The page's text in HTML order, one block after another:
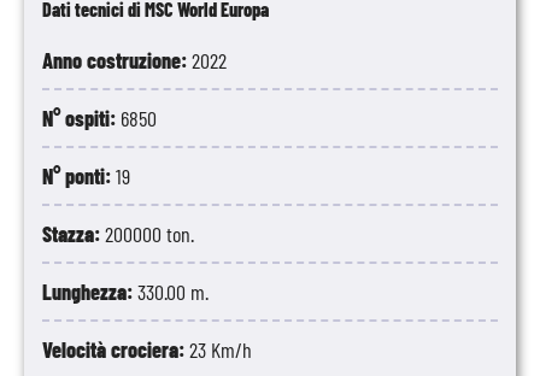
Dati tecnici di MSC World Europa
Anno costruzione:2022
N° ospiti: 6850
N° ponti:19
Stazza:200000 ton.
Lunghezza:330.00 m.
Velocità crociera:23 Km/h
Sir Bani Yas
8 Abu Dhabi 07:00 -